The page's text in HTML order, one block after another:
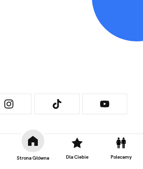
Strona Główna Dla Ciebie Polecamy